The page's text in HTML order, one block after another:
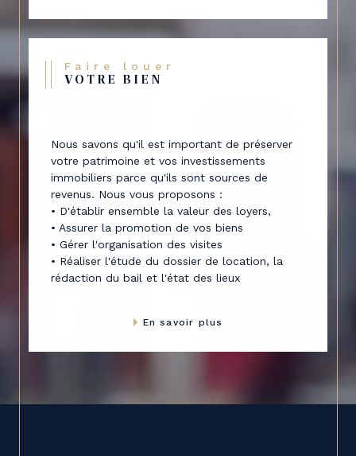
Faire louer
VOTRE BIEN
Nous savons qu'il est important de préserver
votre patrimoine et vos investissements
immobiliers parce qu'ils sont sources de
revenus. Nous vous proposons :
• D'établir ensemble la valeur des loyers,
• Assurer la promotion de vos biens
• Gérer l'organisation des visites
• Réaliser l'étude du dossier de location, la
rédaction du bail et l'état des lieux
En savoir plus